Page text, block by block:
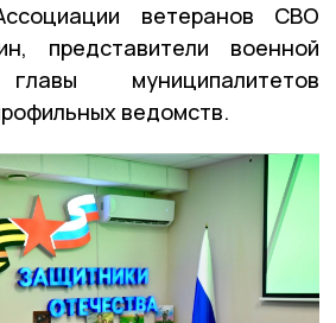
ветеранов СВО
представители военной
муниципалитетов
ведомств.